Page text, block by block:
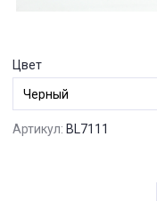
Цвет
Артикул: BL7111